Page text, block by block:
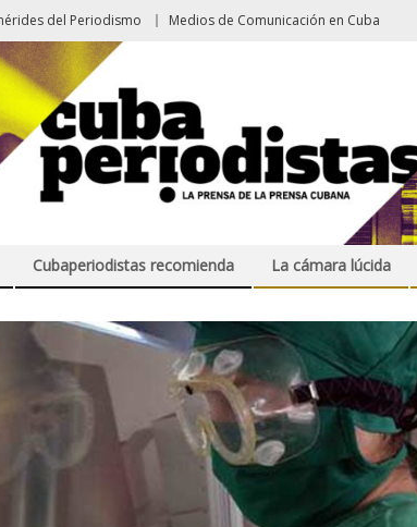
del Periodismo Medios de Comunicación en Cuba
Cubaperiodistas recomienda La cámara lúcida